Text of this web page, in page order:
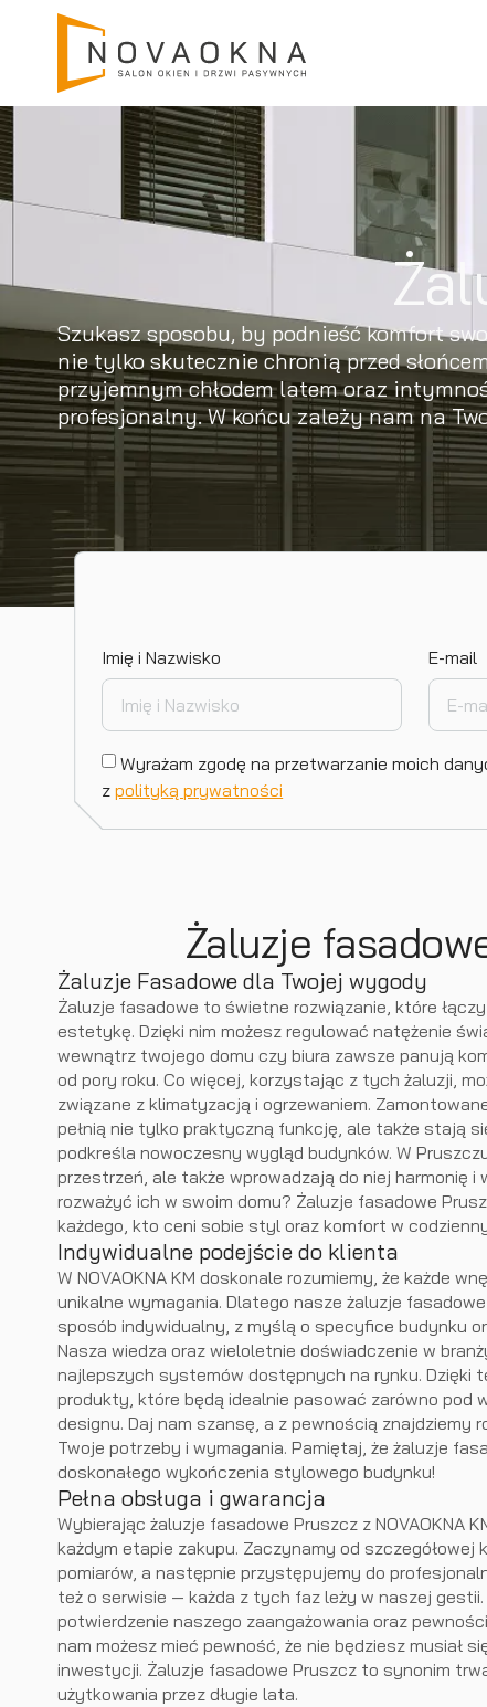
Szukasz sposobu, by podnieść komfort
nie tylko skutecznie chronią przed
przyjemnym chłodem latem oraz
profesjonalny. W końcu zależy nam na
Imię i Nazwisko E-mail
Wyrażam zgodę na przetwarzanie moich
zpolityką prywatności
Żaluzje
Żaluzje Fasadowe dla Twojej wygody
Żaluzje fasadowe to świetne rozwiązanie, które
estetykę. Dzięki nim możesz regulować natężenie
wewnątrz twojego domu czy biura zawsze panują
od pory roku. Co więcej, korzystając z tych żaluzji,
związane z klimatyzacją i ogrzewaniem.
pełnią nie tylko praktyczną funkcję, ale także stają
podkreśla nowoczesny wygląd budynków. W
przestrzeń, ale także wprowadzają do niej harmonię i
rozważyć ich w swoim domu? Żaluzje fasadowe
każdego, kto ceni sobie styl oraz komfort w
Indywidualne podejście do klienta
W NOVAOKNA KM doskonale rozumiemy, że każde
unikalne wymagania. Dlatego nasze żaluzje
sposób indywidualny, z myślą o specyfice budynku
Nasza wiedza oraz wieloletnie doświadczenie w
najlepszych systemów dostępnych na rynku. Dzięki
produkty, które będą idealnie pasować zarówno pod
designu. Daj nam szansę, a z pewnością znajdziemy
Twoje potrzeby i wymagania. Pamiętaj, że żaluzje
doskonałego wykończenia stylowego budynku!
Pełna obsługa i gwarancja
Wybierając żaluzje fasadowe Pruszcz z NOVAOKNA
każdym etapie zakupu. Zaczynamy od
pomiarów, a następnie przystępujemy do
też o serwisie — każda z tych faz leży w naszej
potwierdzenie naszego zaangażowania oraz
nam możesz mieć pewność, że nie będziesz musiał
inwestycji. Żaluzje fasadowe Pruszcz to synonim
użytkowania przez długie lata.